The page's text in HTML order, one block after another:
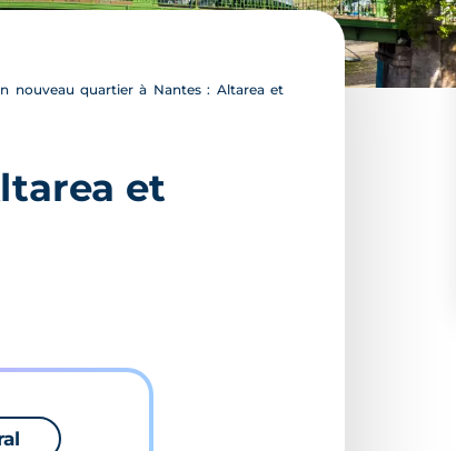
nouveau quartier à Nantes : Altarea et
et